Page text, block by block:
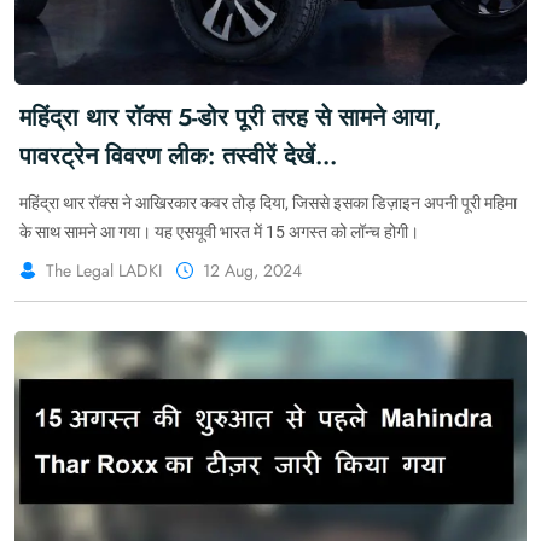
महिंद्रा थार रॉक्स 5-डोर पूरी तरह से सामने आया,
पावरट्रेन विवरण लीक: तस्वीरें देखें
#MahindraTharRoxx #THESUV #TharROXX
#ExploreTheImpossible #Thar5Door
महिंद्रा थार रॉक्स ने आखिरकार कवर तोड़ दिया, जिससे इसका डिज़ाइन अपनी पूरी महिमा
के साथ सामने आ गया। यह एसयूवी भारत में 15 अगस्त को लॉन्च होगी।
The Legal LADKI 12 Aug, 2024